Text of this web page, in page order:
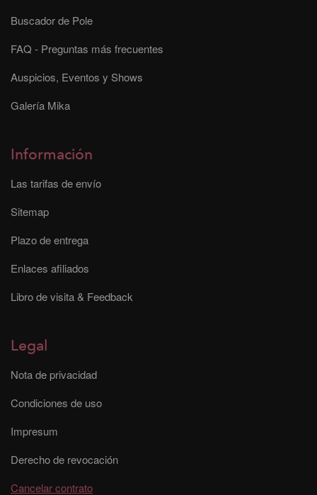
Buscador de Pole
FAQ - Preguntas más frecuentes
Auspicios, Eventos y Shows
Galería Mika
Información
Las tarifas de envío
Sitemap
Plazo de entrega
Enlaces afiliados
Libro de visita & Feedback
Legal
Nota de privacidad
Condiciones de uso
Impresum
Derecho de revocación
Cancelar contrato